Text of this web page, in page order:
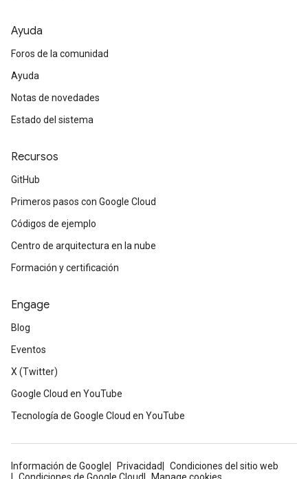
Ayuda
Foros de la comunidad
Ayuda
Notas de novedades
Estado del sistema
Recursos
GitHub
Primeros pasos con Google Cloud
Códigos de ejemplo
Centro de arquitectura en la nube
Formación y certificación
Engage
Blog
Eventos
X (Twitter)
Google Cloud en YouTube
Tecnología de Google Cloud en YouTube
Información de Google Privacidad
Condiciones del sitio web